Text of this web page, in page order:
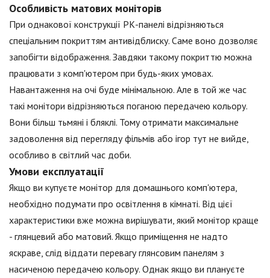
Особливість матових моніторів
При однакової конструкції РК-панелі відрізняються
спеціальним покриттям антивідблиску. Саме воно дозволяє
запобігти відображення. Завдяки такому покриттю можна
працювати з комп'ютером при будь-яких умовах.
Навантаження на очі буде мінімальною. Але в той же час
такі монітори відрізняються поганою передачею кольору.
Вони більш тьмяні і бляклі. Тому отримати максимальне
задоволення від перегляду фільмів або ігор тут не вийде,
особливо в світлий час доби.
Умови експлуатації
Якщо ви купуєте монітор для домашнього комп'ютера,
необхідно подумати про освітлення в кімнаті. Від цієї
характеристики вже можна вирішувати, який монітор краще
- глянцевий або матовий. Якщо приміщення не надто
яскраве, слід віддати перевагу глянсовим панелям з
насиченою передачею кольору. Однак якщо ви плануєте